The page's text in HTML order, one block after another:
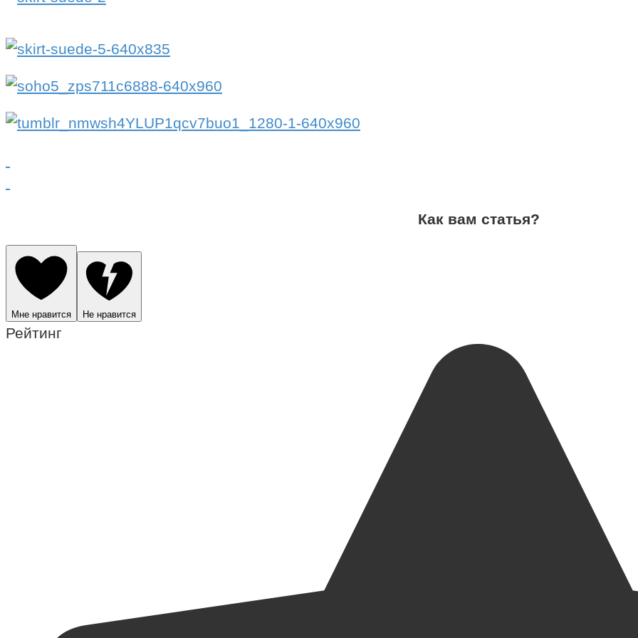
Как вам статья?
Мне нравится Не нравится
Рейтинг